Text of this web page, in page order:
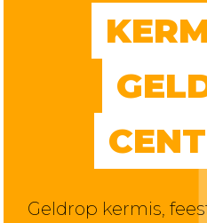
​​​​​​​Geldrop kermis,